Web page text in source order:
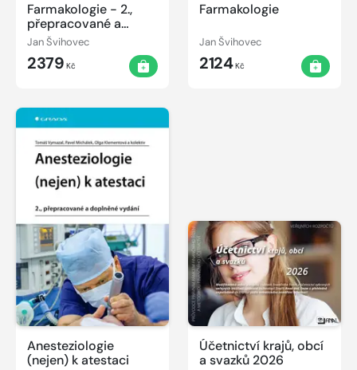
Farmakologie - 2.,
přepracované a
doplněné vydání
Jan Švihovec
2379 Kč
Farmakologie
Jan Švihovec
2124Kč
Anesteziologie
(nejen) k atestaci
Účetnictví krajů, obcí
a svazků 2026